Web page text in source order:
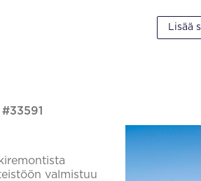
Lisää
valmistuu